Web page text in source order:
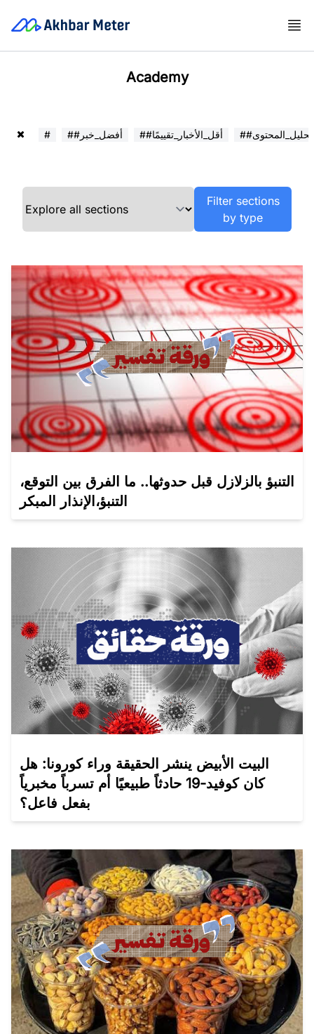
Academy
# ##أفضل_خبر ##أقل_الأخبار_تقييمًا ##تحليل_المحتوى
Filter sections
by type
التنبؤ بالزلازل قبل حدوثها.. ما الفرق بين التوقع،
التنبؤ،الإنذار المبكر
البيت الأبيض ينشر الحقيقة وراء كورونا: هل
كان كوفيد-19 حادثاً طبيعيًا أم تسرباً مخبرياً
بفعل فاعل؟